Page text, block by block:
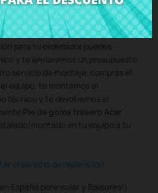
USADO ORIGINAL -
servicio de montaje.
para tu ordenador puedes
y te enviaremos un presupuesto
servicio de montaje, compras el
equipo, te montamos el
técnico y te devolvemos el
Pie de goma trasero Acer
montado en tu equipo a tu
el servicio de reparación
España peninsular y Baleares!)